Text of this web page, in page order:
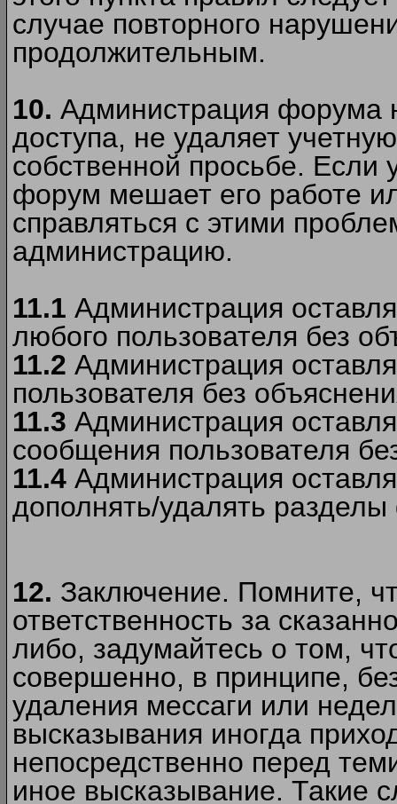
случае повторного
продолжительным.
10. Администрация форума
доступа, не удаляет
собственной просьбе. Если
форум мешает его работе
справляться с этими
администрацию.
11.1 Администрация
любого пользователя без
11.2 Администрация
пользователя без
11.3 Администрация
сообщения пользователя
11.4 Администрация
дополнять/удалять
12. Заключение. Помните,
ответственность за
либо, задумайтесь о том,
совершенно, в принципе,
удаления мессаги или
высказывания иногда
непосредственно перед
иное высказывание. Такие